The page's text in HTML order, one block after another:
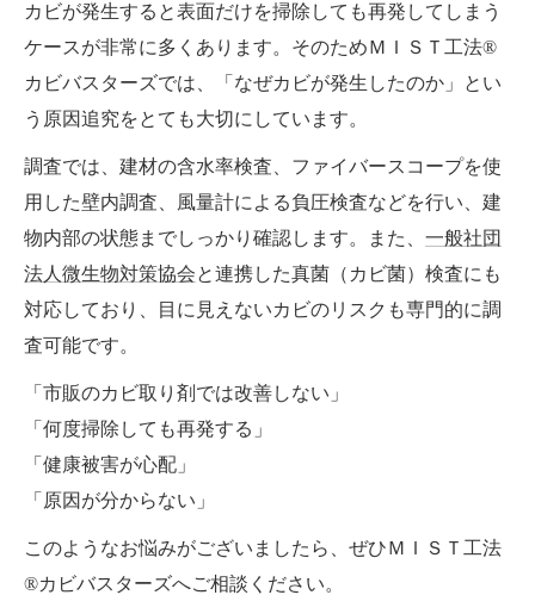
カビが発生すると表面だけを掃除しても再発してしまう
ケースが非常に多くあります。そのためＭＩＳＴ工法®
カビバスターズでは、「なぜカビが発生したのか」とい
う原因追究をとても大切にしています。
調査では、建材の含水率検査、ファイバースコープを使
用した壁内調査、風量計による負圧検査などを行い、建
物内部の状態までしっかり確認します。また、 一般社団
法人微生物対策協会と連携した真菌（カビ菌）検査にも
対応しており、目に見えないカビのリスクも専門的に調
査可能です。
「市販のカビ取り剤では改善しない」
「何度掃除しても再発する」
「健康被害が心配」
「原因が分からない」
このようなお悩みがございましたら、ぜひＭＩＳＴ工法
®カビバスターズへご相談ください。